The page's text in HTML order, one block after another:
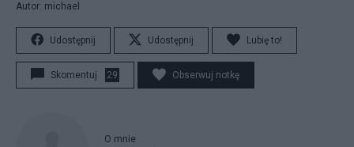
Autor: michael
Udostępnij Udostępnij Lubię to!
Skomentuj 29 Obserwuj notkę
O mnie